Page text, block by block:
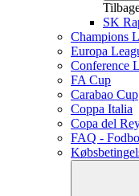
SK
Champions
Europa
Conference
FA Cup
Carabao Cup
Coppa Italia
Copa del
FAQ -